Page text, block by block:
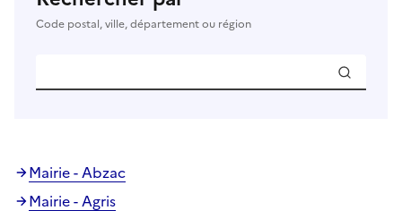
Code postal, ville, département ou région
Mairie - Abzac
Mairie - Agris